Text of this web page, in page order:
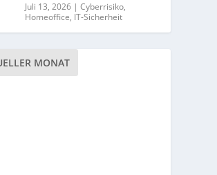
Juli 13, 2026 |Cyberrisiko,
Homeoffice, IT-Sicherheit
MONAT